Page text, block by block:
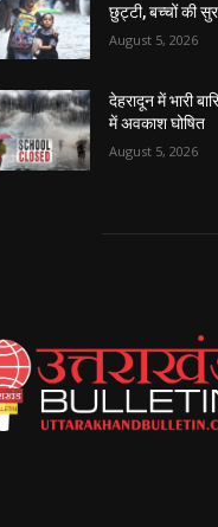
छुट्टी, बच्चों की
August 5, 2026
देहरादून में भारी
में अवकाश घोषित
August 5, 2026